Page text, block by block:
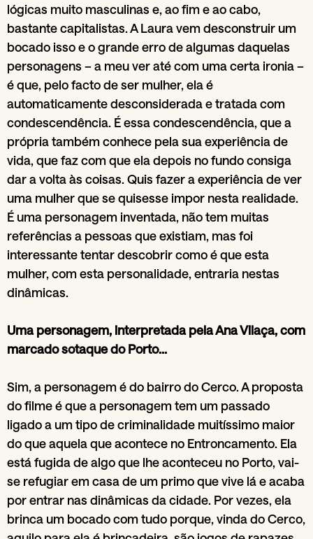
lógicas muito masculinas e, ao fim e ao cabo,
bastante capitalistas. A Laura vem desconstruir um
bocado isso e o grande erro de algumas daquelas
personagens – a meu ver até com uma certa ironia –
é que, pelo facto de ser mulher, ela é
automaticamente desconsiderada e tratada com
condescendência. É essa condescendência, que a
própria também conhece pela sua experiência de
vida, que faz com que ela depois no fundo consiga
dar a volta às coisas. Quis fazer a experiência de ver
uma mulher que se quisesse impor nesta realidade.
É uma personagem inventada, não tem muitas
referências a pessoas que existiam, mas foi
interessante tentar descobrir como é que esta
mulher, com esta personalidade, entraria nestas
dinâmicas.
Uma personagem, interpretada pela Ana Vilaça, com
marcado sotaque do Porto…
Sim, a personagem é do bairro do Cerco. A proposta
do filme é que a personagem tem um passado
ligado a um tipo de criminalidade muitíssimo maior
do que aquela que acontece no Entroncamento. Ela
está fugida de algo que lhe aconteceu no Porto, vai-
se refugiar em casa de um primo que vive lá e acaba
por entrar nas dinâmicas da cidade. Por vezes, ela
brinca um bocado com tudo porque, vinda do Cerco,